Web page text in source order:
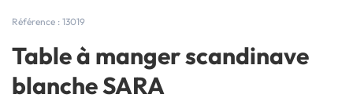
Référence : 13019
Table à manger scandinave
blanche SARA